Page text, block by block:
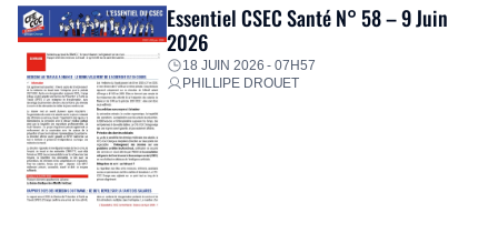
Essentiel CSEC Santé N° 58 – 9 Juin
2026
18 JUIN 2026 - 07H57
PHILLIPE DROUET